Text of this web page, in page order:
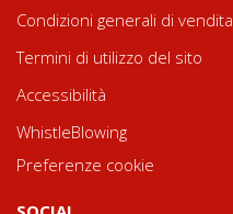
Condizioni generali di vendita
Termini di utilizzo del sito
Accessibilità
WhistleBlowing
Preferenze cookie